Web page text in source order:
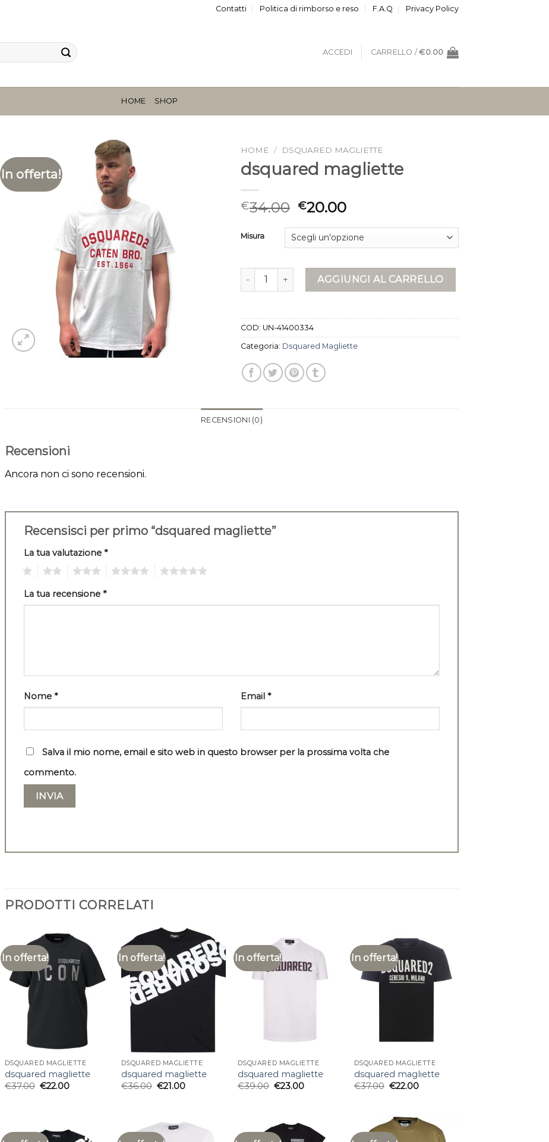
Contatti Politica di rimborso e reso F.A.Q Privacy Policy
ACCEDI CARRELLO /€0.00
HOME SHOP
In offerta!
HOME / DSQUARED MAGLIETTE
dsquared magliette
€34.00 €20.00
Misura
dsquared magliette quantitàAGGIUNGI AL CARRELLO
COD: UN-41400334
Categoria: Dsquared Magliette
RECENSIONI (0)
Recensioni
Ancora non ci sono recensioni.
Recensisci per primo “dsquared magliette”
La tua valutazione *
La tua recensione *
Nome * Email *
Salva il mio nome, email e sito web in questo browser per la prossima volta che
commento.
PRODOTTI CORRELATI
In offerta!
DSQUARED MAGLIETTE
dsquared magliette
€37.00 €22.00
In offerta!
DSQUARED MAGLIETTE
dsquared magliette
€36.00 €21.00
In offerta!
DSQUARED MAGLIETTE
dsquared magliette
€39.00 €23.00
In offerta!
DSQUARED MAGLIETTE
dsquared magliette
€37.00 €22.00